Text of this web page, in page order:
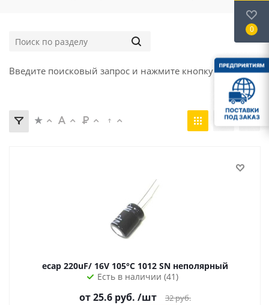
Введите поисковый запрос и нажмите кнопку "Найти".
ecap 220uF/ 16V 105°С 1012 SN неполярный
Есть в наличии (41)
от 25.6 руб. /шт 32руб.
0